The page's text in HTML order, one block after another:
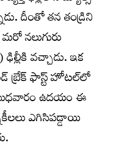
దీంతో త‌న తండ్రిని
న‌లుగురు
వ‌చ్చాడు. ఇక
బ్రేక్ ఫాస్ట్ హోట‌ల్‌లో
బుధ‌వారం ఉద‌యం ఈ
ఎగిసిప‌డ్డాయి